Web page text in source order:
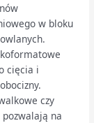
w bloku
cięcia i
czy
pozwalają na